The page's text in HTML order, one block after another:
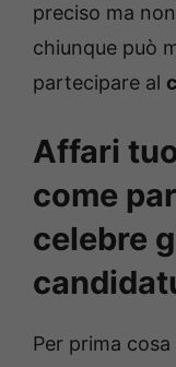
preciso ma
chiunque può
partecipare al
Affari
come
celebre
Per prima cosa